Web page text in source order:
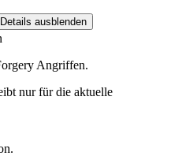
Details ausblenden
Angriffen.
nur für die aktuelle